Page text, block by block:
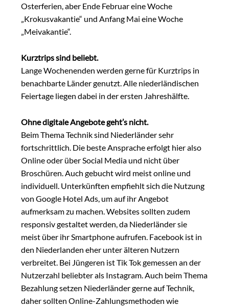
Osterferien, aber Ende Februar eine Woche
„Krokusvakantie“ und Anfang Mai eine Woche
„Meivakantie“.
Kurztrips sind beliebt.
Lange Wochenenden werden gerne für Kurztrips in
benachbarte Länder genutzt. Alle niederländischen
Feiertage liegen dabei in der ersten Jahreshälfte.
Ohne digitale Angebote geht’s nicht.
Beim Thema Technik sind Niederländer sehr
fortschrittlich. Die beste Ansprache erfolgt hier also
Online oder über Social Media und nicht über
Broschüren. Auch gebucht wird meist online und
individuell. Unterkünften empfiehlt sich die Nutzung
von Google Hotel Ads, um auf ihr Angebot
aufmerksam zu machen. Websites sollten zudem
responsiv gestaltet werden, da Niederländer sie
meist über ihr Smartphone aufrufen. Facebook ist in
den Niederlanden eher unter älteren Nutzern
verbreitet. Bei Jüngeren ist Tik Tok gemessen an der
Nutzerzahl beliebter als Instagram. Auch beim Thema
Bezahlung setzen Niederländer gerne auf Technik,
daher sollten Online-Zahlungsmethoden wie